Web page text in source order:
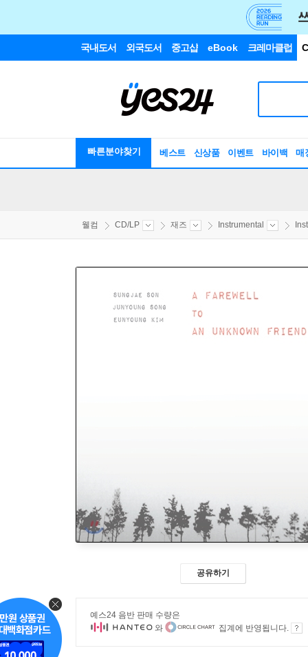
국내도서 외국도서 중고샵 eBook 크레마클럽
빠른분야찾기 베스트 신상품 이벤트 바이백 매
웰컴 CD/LP 재즈 Instrumental
공유하기
예스24 음반 판매 수량은
와
집계에 반영됩니다.